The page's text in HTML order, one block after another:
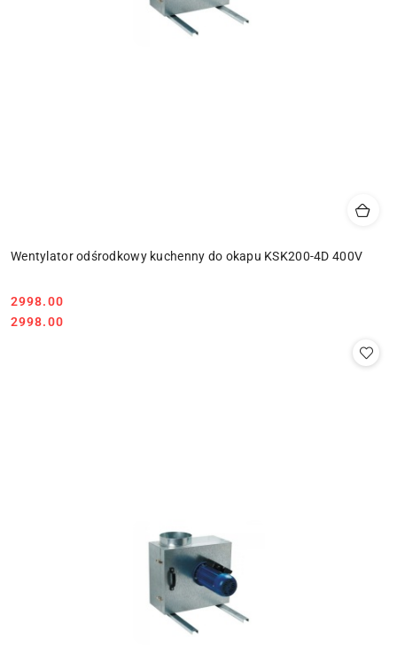
Wentylator odśrodkowy kuchenny do okapu KSK200-4D 400V
Cena:
2998.00
Cena:
2998.00